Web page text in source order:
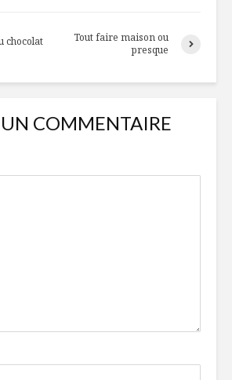
chocolat
Tout faire maison ou
presque
COMMENTAIRE